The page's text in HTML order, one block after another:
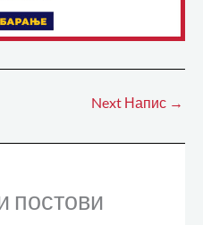
Next Напис →
постови